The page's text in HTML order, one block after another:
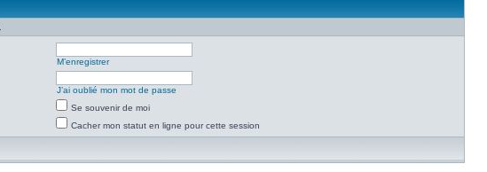
M’enregistrer
J’ai oublié mon mot de passe
Se souvenir de moi
Cacher mon statut en ligne pour cette session